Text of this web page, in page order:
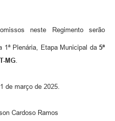
neste Regimento serão
1ª Plenária, Etapa Municipal da 5ª
MG
de março de 2025.
Cardoso Ramos